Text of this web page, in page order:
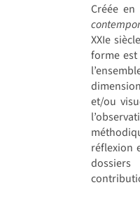
Créée
XXIe
forme est
et/ou
réflexion